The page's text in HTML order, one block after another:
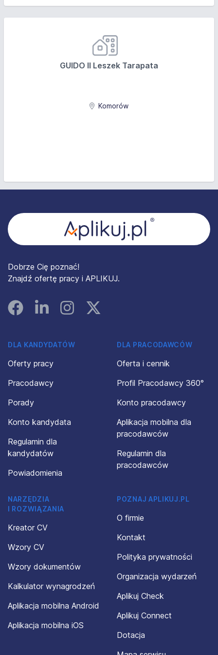
GUIDO II Leszek Tarapata
Komorów
Dobrze Cię poznać!
Znajdź ofertę pracy i APLIKUJ.
FacebookLinked InInstagramInstagram
DLA KANDYDATÓW
Oferty pracy
Pracodawcy
Porady
Konto kandydata
Regulamin dla
kandydatów
Powiadomienia
DLA PRACODAWCÓW
Oferta i cennik
Profil Pracodawcy 360°
Konto pracodawcy
Aplikacja mobilna dla
pracodawców
Regulamin dla
pracodawców
NARZĘDZIA
I ROZWIĄZANIA
Kreator CV
Wzory CV
Wzory dokumentów
Kalkulator wynagrodzeń
Aplikacja mobilna Android
Aplikacja mobilna iOS
POZNAJ APLIKUJ.PL
O firmie
Kontakt
Polityka prywatności
Organizacja wydarzeń
Aplikuj Check
Aplikuj Connect
Dotacja